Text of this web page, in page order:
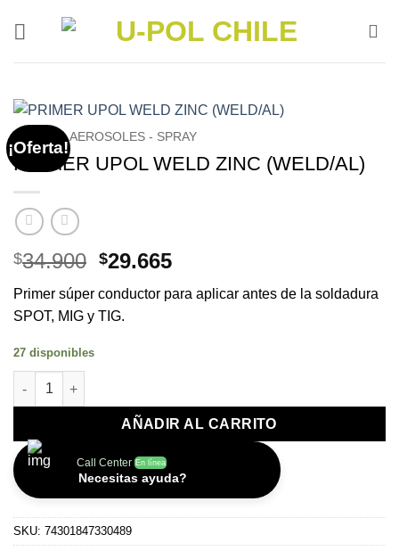
¡Oferta!
AEROSOLES - SPRAY
PRIMER UPOL WELD ZINC (WELD/AL)
$34.900 El
original
era:
$29.665El
actual
Primer súper conductor para aplicar antes de la soldadura
SPOT, MIG y TIG.
27 disponibles
PRIMER UPOL WELD ZINC (WELD/AL) cantidad
AÑADIR AL CARRITO
Call Center En línea
Necesitas ayuda?
SKU: 74301847330489